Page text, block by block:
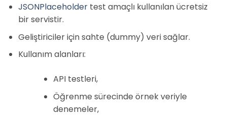
JSONPlaceholdertest amaçlı kullanılan ücretsiz
bir servistir.
Geliştiriciler için sahte (dummy) veri sağlar.
Kullanım alanları:
API testleri,
Öğrenme sürecinde örnek veriyle
denemeler,